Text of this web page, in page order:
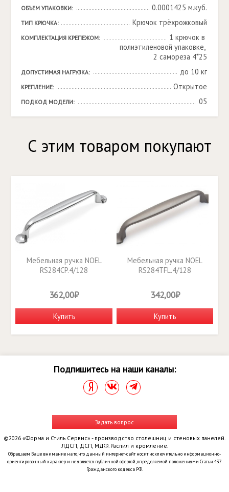
ОБЪЕМ УПАКОВКИ: 0.0001425 м.куб.
ТИП КРЮЧКА: Крючок трёхрожковый
КОМПЛЕКТАЦИЯ КРЕПЕЖОМ:
1 крючок в
полиэтиленовой упаковке,
2 самореза 4*25
ДОПУСТИМАЯ НАГРУЗКА: до 10 кг
КРЕПЛЕНИЕ: Открытое
ПОДКОД МОДЕЛИ: 05
С этим товаром покупают
Мебельная ручка NOEL
RS284CP.4/128
362,00₽
Купить
Мебельная ручка NOEL
RS284TFL.4/128
342,00₽
Купить
Подпишитесь на наши каналы:
Задать вопрос
©2026 «Форма и Стиль Сервис» - производство столешниц и стеновых панелей.
ЛДСП, ДСП, МДФ. Распил и кромление.
Обращаем Ваше внимание на то, что данный интернет-сайт носит исключительно информационно-
ориентировочный характер и не является публичной офертой, определяемой положениями Статьи 437
Гражданского кодекса РФ.